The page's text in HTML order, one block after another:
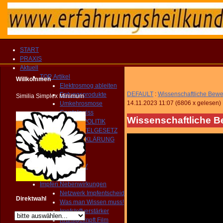
START
PRAXIS
Aktuell
TOP Artikel
Elektrosmog ableiten
Erdungsprodukte
Umkehrosmose
Crystalswiss
GESUNDHEITSPOLITIK
HEILMITTELGESETZ
IMPFAUFKLÄRUNG
YOUTUBE Kanal
IMPRESSIONEN
MEDIEN ARCHIV
Homöopathie TV
Impfen Nebenwirkungen
Netzwerk Impfentscheid
Was man Wissen muss!
Impfstoffverstärker
Krankgeimpft Film
Willkommen
Similia Simplex Minimum
Direktwahl
DEFAULT : Wissenschaftliche
14.11.2023 11:07 (6806 x gelesen)
Wissenschaftliche